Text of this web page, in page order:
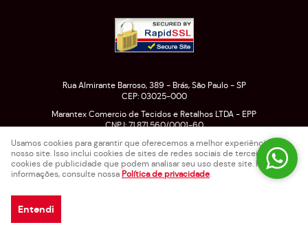
Rua Almirante Barroso, 389 - Brás, São Paulo- SP
CEP: 03025-000
Marantex Comercio de Tecidos e Retalhos LTDA - EPP
CNPJ: 71.871.560/0001-60
LOJA VIRTUAL CRIADA POR
Usamos cookies para garantir que oferecemos a melhor experiência em
nosso site. Isso inclui cookies de sites de redes sociais de terceiros e
cookies de publicidade que podem analisar seu uso deste site. Para mais
informações, consulte nossa Política de privacidade.
Entendi